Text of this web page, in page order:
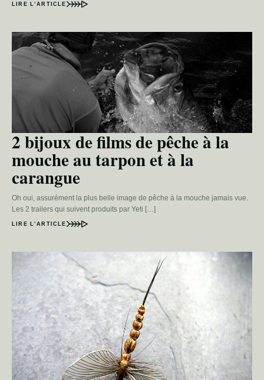
LIRE L’ARTICLE
2 bijoux de films de pêche à la
mouche au tarpon et à la
carangue
Oh oui, assurément la plus belle image de pêche à la mouche jamais vue.
Les 2 trailers qui suivent produits par Yeti […]
LIRE L’ARTICLE